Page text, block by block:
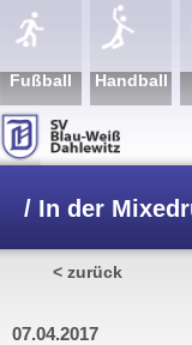
Fuß­ball Hand­ball
/ In der
< zurück
07.04.2017